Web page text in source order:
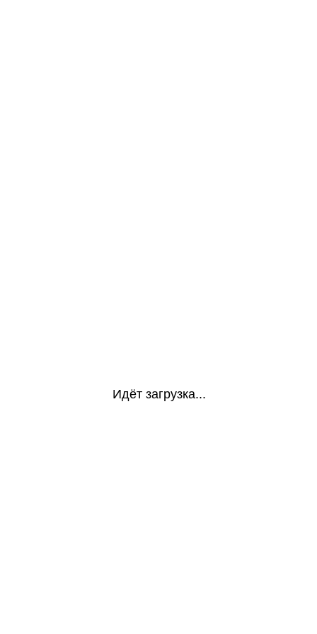
Идёт загрузка...